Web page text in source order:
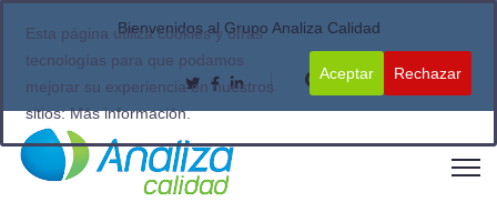
Bienvenidos al Grupo Analiza Calidad
Esta página utiliza cookies y otras
tecnologías para que podamos
mejorar su experiencia en nuestros
sitios:Más información.
Aceptar Rechazar